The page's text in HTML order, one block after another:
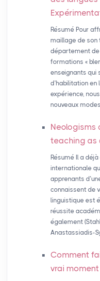
Résumé Pour
maillage de son
département de
formations «
enseignants qui
d’habilitation
expérience,
nouveaux
Neologisms
teaching as
Résumé Il a
internationale
apprenants
connaissent de
linguistique est
réussite
également
Anastassiadis-
Comment
vrai